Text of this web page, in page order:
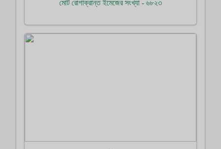
মোট রোগাক্রান্ত ইমেজের সংখ্যা - ৬৮২৩